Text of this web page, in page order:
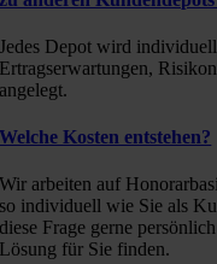
Jedes Depot wird
Ertragserwartungen,
angelegt.
Welche Kosten entstehen?
Wir arbeiten auf
so individuell wie Sie als
diese Frage gerne
Lösung für Sie finden.